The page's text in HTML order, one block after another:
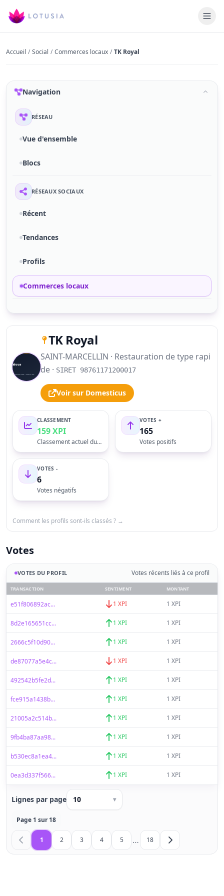
Accueil / Social / Commerces locaux / TK Royal
Navigation
RÉSEAU
Vue d'ensemble
Blocs
RÉSEAUX SOCIAUX
Récent
Tendances
Profils
Commerces locaux
TK Royal
SAINT-MARCELLIN · Restauration de type rapi
de · SIRET 98761171200017
Voir sur Domesticus
CLASSEMENT
159 XPI
Classement actuel du profil
VOTES +
165
Votes positifs
VOTES -
6
Votes négatifs
Comment les profils sont-ils classés ? →
Votes
VOTES DU PROFIL Votes récents liés à ce profil
TRANSACTION SENTIMENT MONTANT
e51f806892ac... 1 XPI 1 XPI
8d2e165651cc... 1 XPI 1 XPI
2666c5f10d90... 1 XPI 1 XPI
de87077a5e4c... 1 XPI 1 XPI
492542b5fe2d... 1 XPI 1 XPI
fce915a1438b... 1 XPI 1 XPI
21005a2c514b... 1 XPI 1 XPI
9fb4ba87aa98... 1 XPI 1 XPI
b530ec8a1ea4... 1 XPI 1 XPI
0ea3d337f566... 1 XPI 1 XPI
Lignes par page 10 ▾
Page 1 sur 18
1 2 3 4 5 … 18